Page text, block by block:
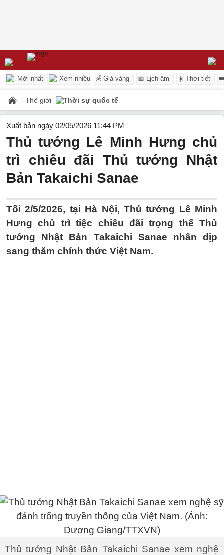
Mới nhất Xem nhiều 💰 Giá vàng 📅 Lịch âm ☀️ Thời tiết
Thế giới Thời sự quốc tế
Xuất bản ngày 02/05/2026 11:44 PM
Thủ tướng Lê Minh Hưng chủ
trì chiêu đãi Thủ tướng Nhật
Bản Takaichi Sanae
Tối 2/5/2026, tại Hà Nội, Thủ tướng Lê Minh
Hưng chủ trì tiệc chiêu đãi trọng thể Thủ
tướng Nhật Bản Takaichi Sanae nhân dịp
sang thăm chính thức Việt Nam.
Thủ tướng Nhật Bản Takaichi Sanae xem nghệ